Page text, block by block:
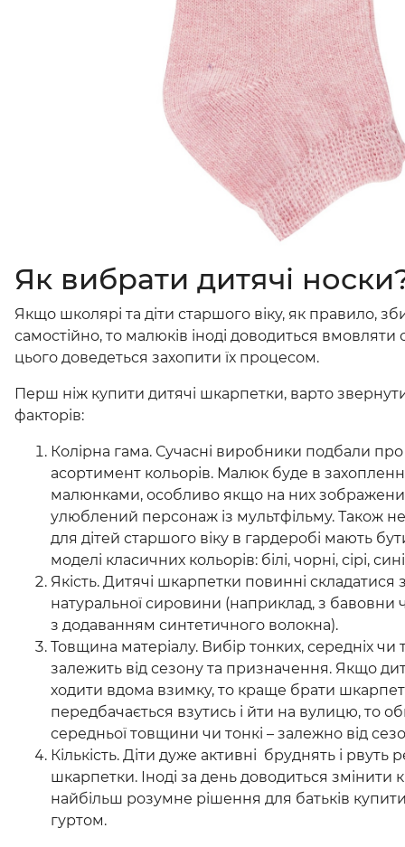
Як вибрати дитячі
Якщо школярі та діти старшого віку, як правило,
самостійно, то малюків іноді доводиться вмовляти
цього доведеться захопити їх процесом.
Перш ніж купити дитячі шкарпетки, варто звернути
факторів:
Колірна гама. Сучасні виробники подбали
асортимент кольорів. Малюк буде в
малюнками, особливо якщо на них
улюблений персонаж із мультфільму. Також
для дітей старшого віку в гардеробі мають
моделі класичних кольорів: білі, чорні, сірі,
Якість. Дитячі шкарпетки повинні
натуральної сировини (наприклад, з бавовни
з додаванням синтетичного волокна).
Товщина матеріалу. Вибір тонких, середніх чи
залежить від сезону та призначення. Якщо
ходити вдома взимку, то краще брати
передбачається взутись і йти на вулицю, то
середньої товщини чи тонкі – залежно від
Кількість. Діти дуже активні бруднять і рвуть
шкарпетки. Іноді за день доводиться змінити
найбільш розумне рішення для батьків
гуртом.